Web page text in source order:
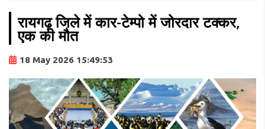
रायगढ़ जिले में कार-टेम्पो में जोरदार टक्कर,
एक की मौत
18 May 2026 15:49:53